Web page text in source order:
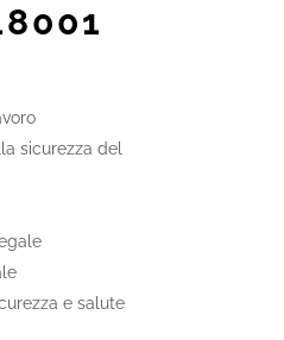
sicurezza del
e salute